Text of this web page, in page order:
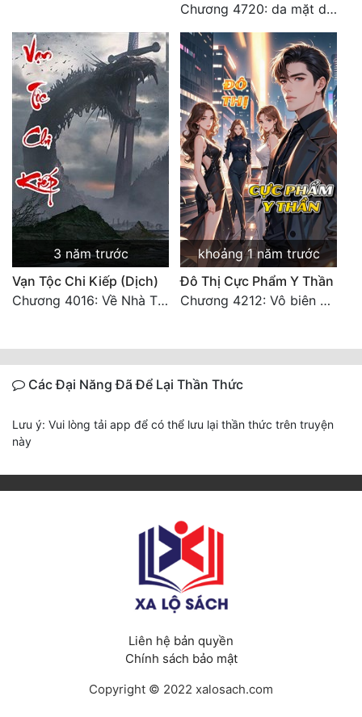
Chương 4720: da mặt dày
3 năm trước
Vạn Tộc Chi Kiếp (Dịch)
Chương 4016: Về Nhà Thôi... (Đại Kết Cục)
khoảng 1 năm trước
Đô Thị Cực Phẩm Y Thần
Chương 4212: Vô biên hắc ám
Các Đại Năng Đã Để Lại Thần Thức
Lưu ý: Vui lòng tải app để có thể lưu lại thần thức trên truyện
này
Liên hệ bản quyền
Chính sách bảo mật
Copyright © 2022 xalosach.com